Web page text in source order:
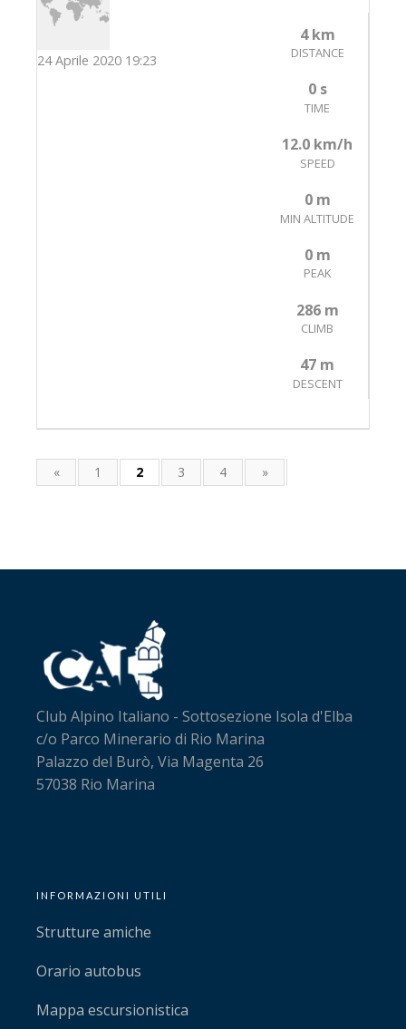
DISTANCE
4 km
TIME
0 s
SPEED
12.0 km/h
MIN ALTITUDE
0 m
PEAK
0 m
CLIMB
286 m
DESCENT
47 m
24 Aprile 2020 19:23
« 1 2 3 4 »
Club Alpino Italiano - Sottosezione Isola d'Elba
c/o Parco Minerario di Rio Marina
Palazzo del Burò, Via Magenta 26
57038 Rio Marina
INFORMAZIONI UTILI
Strutture amiche
Orario autobus
Mappa escursionistica